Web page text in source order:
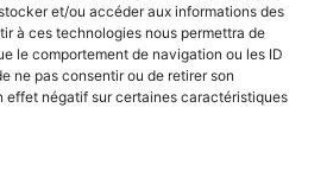
et/ou accéder aux informations des
à ces technologies nous permettra de
le comportement de navigation ou les ID
ne pas consentir ou de retirer son
effet négatif sur certaines caractéristiques
le descriptif des